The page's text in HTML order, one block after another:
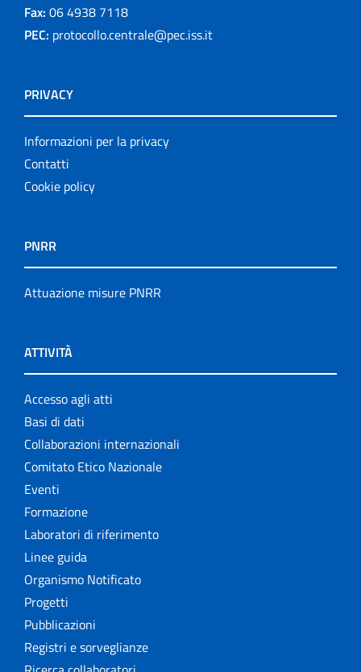
Fax: 06 4938 7118
PEC: protocollo.centrale@pec.iss.it
PRIVACY
Informazioni per la privacy
Contatti
Cookie policy
PNRR
Attuazione misure PNRR
ATTIVITÀ
Accesso agli atti
Basi di dati
Collaborazioni internazionali
Comitato Etico Nazionale
Eventi
Formazione
Laboratori di riferimento
Linee guida
Organismo Notificato
Progetti
Pubblicazioni
Registri e sorveglianze